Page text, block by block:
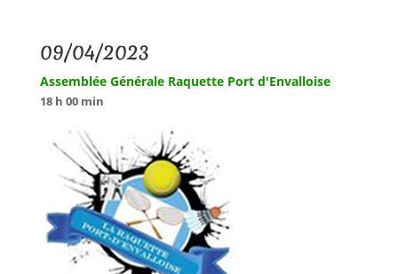
09/04/2023
Assemblée Générale Raquette Port d'Envalloise
18 h 00 min